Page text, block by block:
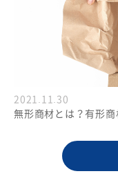
2021.11.30
無形商材とは？有形